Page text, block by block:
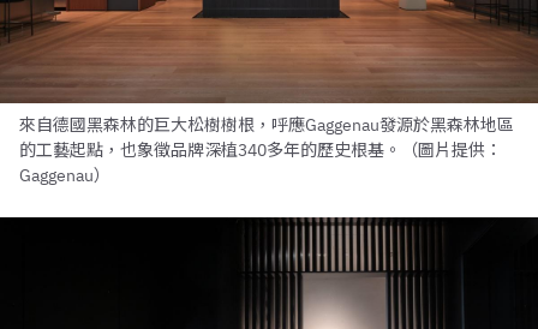
來自德國黑森林的巨大松樹樹根，呼應Gaggenau發源於黑森林地區
的工藝起點，也象徵品牌深植340多年的歷史根基。（圖片提供：
Gaggenau）